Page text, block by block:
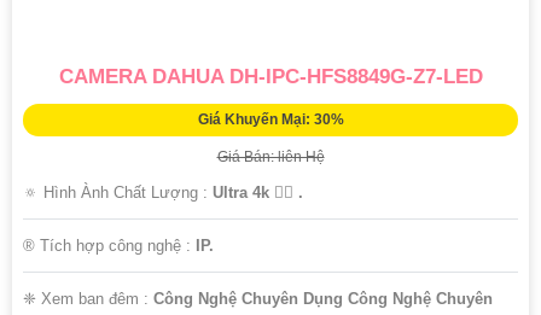
CAMERA DAHUA DH-IPC-HFS8849G-Z7-LED
Giá Khuyến Mại: 30%
Giá Bán: liên Hệ
🔅 Hình Ành Chất Lượng : Ultra 4k 👍🏾 .
®️ Tích hợp công nghệ : IP.
❈ Xem ban đêm : Công Nghệ Chuyên Dụng Công Nghệ Chuyên